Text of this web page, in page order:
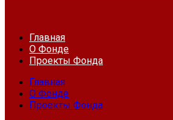
Главная
О Фонде
Проекты Фонда
Главная
О Фонде
Проекты Фонда